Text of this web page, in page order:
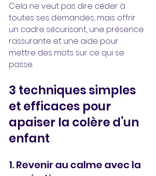
Cela ne veut pas dire céder à
toutes ses demandes, mais offrir
un cadre sécurisant, une présence
rassurante et une aide pour
mettre des mots sur ce qui se
passe.
3 techniques simples
et efficaces pour
apaiser la colère d’un
enfant
1. Revenir au calme avec la